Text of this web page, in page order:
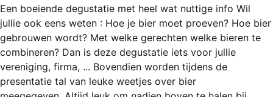
BROUWEN
BLOG
AANBOD
Een boeiende degustatie met heel wat nuttige info Wil
jullie ook eens weten : Hoe je bier moet proeven? Hoe bier
gebrouwen wordt? Met welke gerechten welke bieren te
combineren? Dan is deze degustatie iets voor jullie
vereniging, firma, ... Bovendien worden tijdens de
presentatie tal van leuke weetjes over bier